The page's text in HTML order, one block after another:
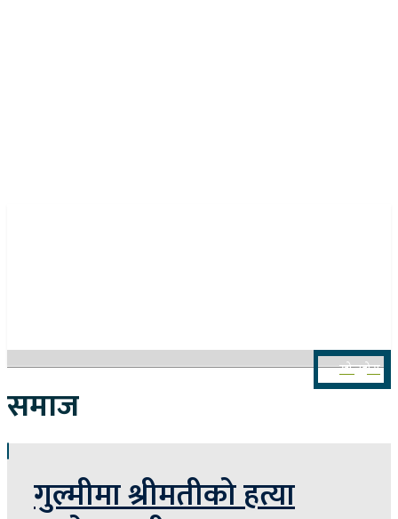
खोज्नुहोस
समाज
गुल्मीमा श्रीमतीको हत्या